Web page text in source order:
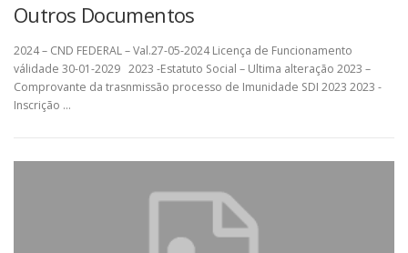
Outros Documentos
2024 – CND FEDERAL – Val.27-05-2024 Licença de Funcionamento
válidade 30-01-2029 2023 -Estatuto Social – Ultima alteração 2023 –
Comprovante da trasnmissão processo de Imunidade SDI 2023 2023 -
Inscrição …